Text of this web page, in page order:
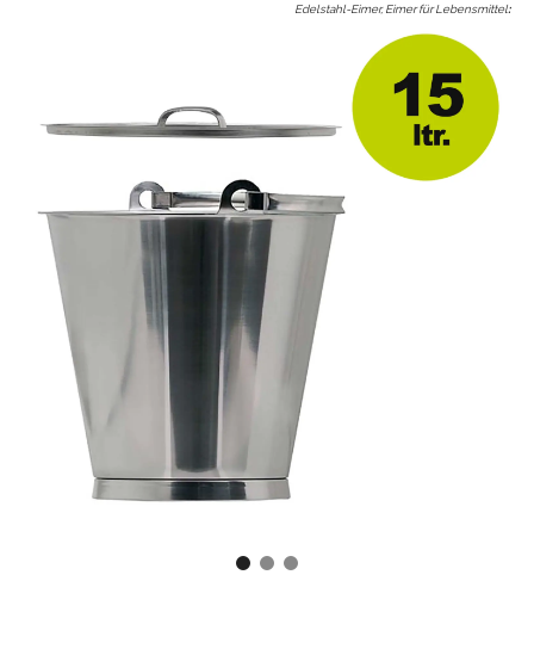
Edelstahl-Eimer, Eimer für Lebensmittel: